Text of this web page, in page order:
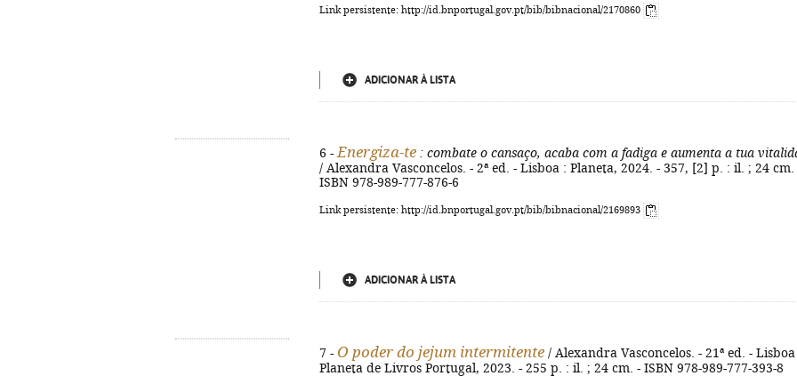
Link persistente: http://id.bnportugal.gov.pt/bib/bibnacional/2170860
ADICIONAR À LISTA
6 - Energiza-te : combate o cansaço, acaba com a fadiga e aumenta a tua
/ Alexandra Vasconcelos. - 2ª ed. - Lisboa : Planeta, 2024. - 357, [2] p. : il. ; 24 cm.
ISBN 978-989-777-876-6
Link persistente: http://id.bnportugal.gov.pt/bib/bibnacional/2169893
ADICIONAR À LISTA
7 - O poder do jejum intermitente / Alexandra Vasconcelos. - 21ª ed. -
Planeta de Livros Portugal, 2023. - 255 p. : il. ; 24 cm. - ISBN 978-989-777-393-8